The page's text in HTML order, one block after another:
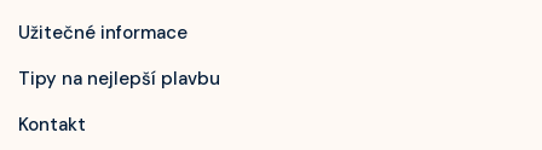
Užitečné informace
Tipy na nejlepší plavbu
Kontakt